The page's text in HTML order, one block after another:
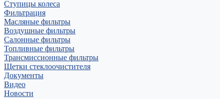
Ступицы колеса
Фильтрация
Масляные фильтры
Воздушные фильтры
Салонные фильтры
Топливные фильтры
Трансмиссионные фильтры
Щетки стеклоочистителя
Документы
Видео
Новости